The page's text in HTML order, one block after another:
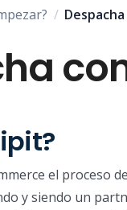
el proceso
y siendo un